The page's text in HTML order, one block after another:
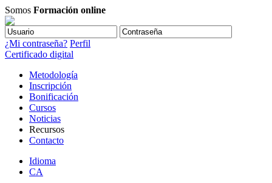
Somos Formación online
¿Mi contraseña? Perfil
Certificado digital
Metodología
Inscripción
Bonificación
Cursos
Noticias
Recursos
Contacto
Idioma
CA